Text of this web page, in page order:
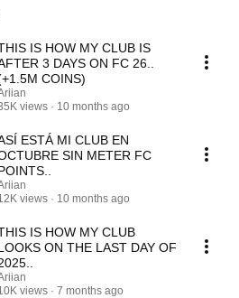
IS HOW MY CLUB IS
3 DAYS ON FC 26..
COINS)
views
10 months ago
ESTÁ MI CLUB EN
SIN METER FC
views
10 months ago
IS HOW MY CLUB
ON THE LAST DAY OF
views
7 months ago